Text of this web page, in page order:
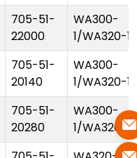
705-51-
22000
WA300-
1/WA320-1
705-51-
20140
WA300-
1/WA320-1
705-51-
20280
WA300-
1/WA320-1